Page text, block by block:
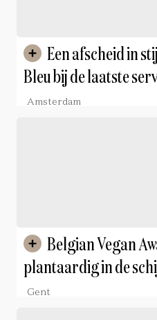
Bleu bij de laatste
Vanwittenbergh
Amsterdam
plantaardig in de
Gent